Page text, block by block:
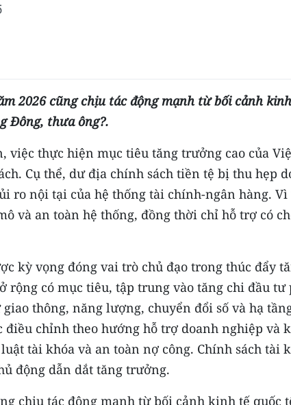
2026 cũng chịu tác động mạnh từ bối cảnh
Đông, thưa ông?.
việc thực hiện mục tiêu tăng trưởng cao của
Cụ thể, dư địa chính sách tiền tệ bị thu hẹp
ro nội tại của hệ thống tài chính-ngân hàng. Vì
và an toàn hệ thống, đồng thời chỉ hỗ trợ có
kỳ vọng đóng vai trò chủ đạo trong thúc đẩy
có mục tiêu, tập trung vào tăng chi đầu tư
thông, năng lượng, chuyển đổi số và hạ
chỉnh theo hướng hỗ trợ doanh nghiệp và
tài khóa và an toàn nợ công. Chính sách tài
động dẫn dắt tăng trưởng.
chịu tác động mạnh từ bối cảnh kinh tế quốc